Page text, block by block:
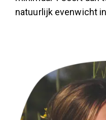
natuurlijk evenwicht